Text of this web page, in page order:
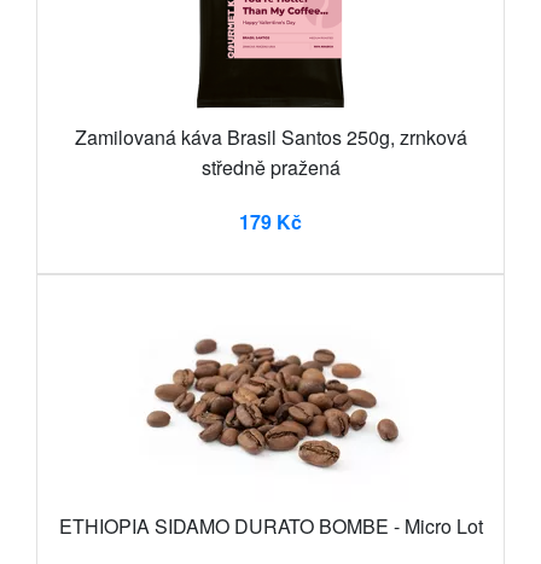
Zamilovaná káva Brasil Santos 250g, zrnková
středně pražená
179 Kč
ETHIOPIA SIDAMO DURATO BOMBE - Micro Lot